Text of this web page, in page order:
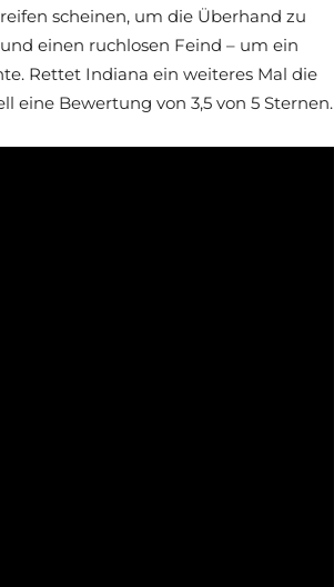
scheinen, um die Überhand zu
einen ruchlosen Feind – um ein
Rettet Indiana ein weiteres Mal die
eine Bewertung von 3,5 von 5 Sternen.